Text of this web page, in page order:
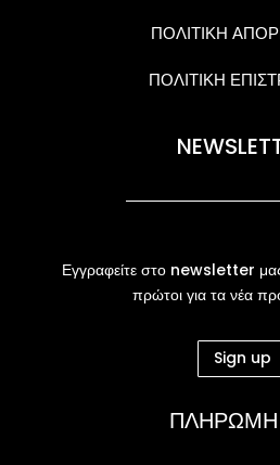
ΠΟΛΙΤΙΚΗ
ΠΟΛΙΤΙΚΗ
Εγγραφείτε στο newsletter μας
πρώτοι για τα νέα
Sign up